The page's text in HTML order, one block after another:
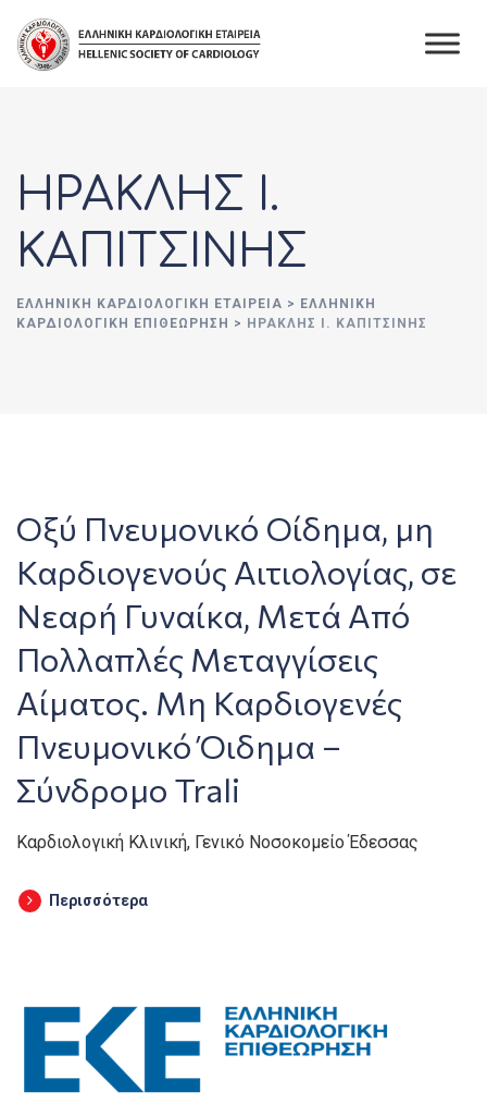
content
ΗΡΑΚΛΗΣ Ι.
ΚΑΠΙΤΣΙΝΗΣ
ΕΛΛΗΝΙΚΉ ΚΑΡΔΙΟΛΟΓΙΚΉ ΕΤΑΙΡΕΊΑ > ΕΛΛΗΝΙΚΗ
ΚΑΡΔΙΟΛΟΓΙΚΗ ΕΠΙΘΕΩΡΗΣΗ > ΗΡΑΚΛΗΣ Ι. ΚΑΠΙΤΣΙΝΗΣ
Οξύ Πνευμονικό Οίδημα, μη
Καρδιογενούς Αιτιολογίας, σε
Νεαρή Γυναίκα, Μετά Από
Πολλαπλές Μεταγγίσεις
Αίματος. Μη Καρδιογενές
Πνευμονικό Όιδημα –
Σύνδρομο Trali
Καρδιολογική Κλινική, Γενικό Νοσοκομείο Έδεσσας
Περισσότερα